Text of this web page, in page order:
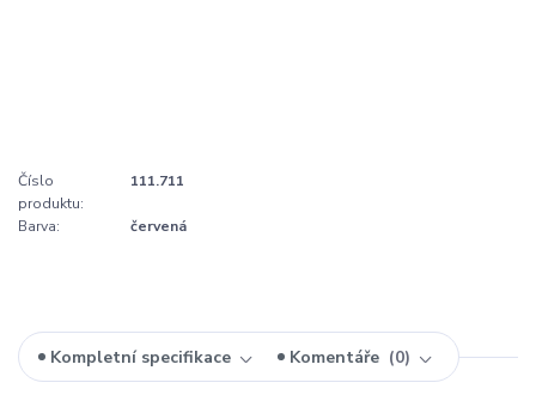
Číslo
produktu:
111.711
Barva: červená
Kompletní specifikace Komentáře 0